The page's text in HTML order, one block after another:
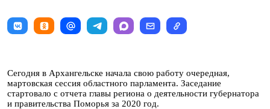
Сегодня в Архангельске начала свою работу очередная,
мартовская сессия областного парламента. Заседание
стартовало с отчета главы региона о деятельности губернатора
и правительства Поморья за 2020 год.